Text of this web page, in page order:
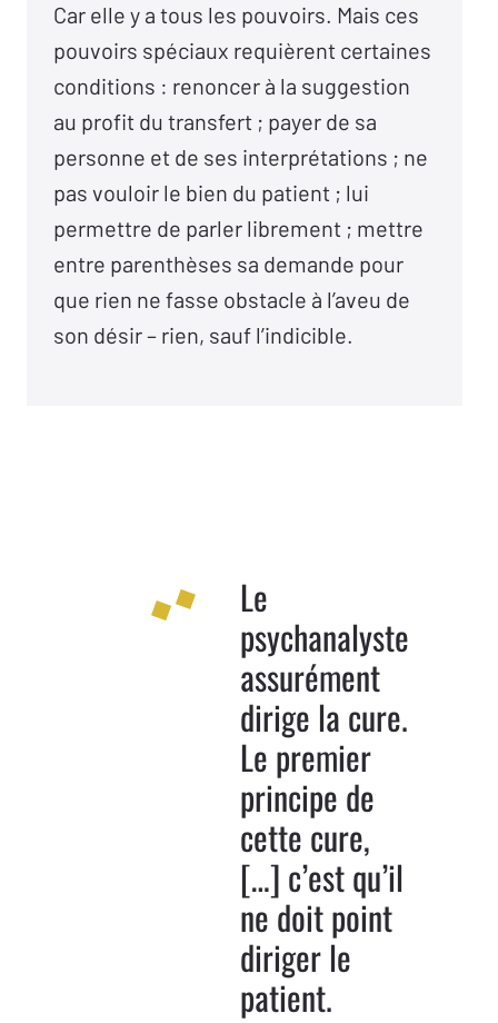
Car elle y a tous les pouvoirs. Mais ces
pouvoirs spéciaux requièrent certaines
conditions : renoncer à la suggestion
au profit du transfert ; payer de sa
personne et de ses interprétations ; ne
pas vouloir le bien du patient ; lui
permettre de parler librement ; mettre
entre parenthèses sa demande pour
que rien ne fasse obstacle à l’aveu de
son désir – rien, sauf l’indicible.
Le
psychanalyste
assurément
dirige la cure.
Le premier
principe de
cette cure,
[…] c’est qu’il
ne doit point
diriger le
patient.